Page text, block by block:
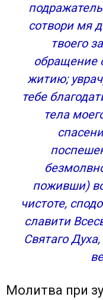
Обряд с
Заговоренная
Обряд с
Обряд с осиновой
На первый гром
Заговор на
Обряд с ивой
Если десна
Молитва от
сотвори мя
твоего
обращение
житию;
тебе
тела
поживши)
чистоте,
славити
Святаго
Молитва при